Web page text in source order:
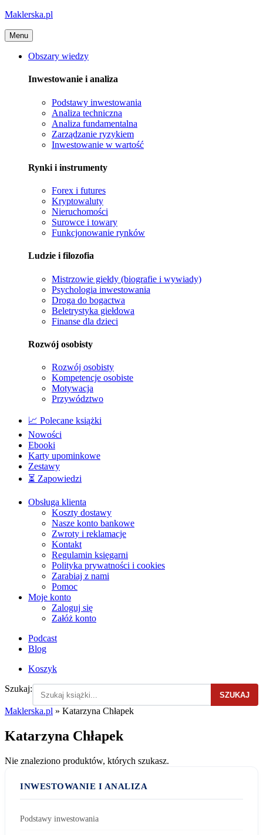
Maklerska.pl
Menu
Obszary wiedzy
Inwestowanie i analiza
Podstawy inwestowania
Analiza techniczna
Analiza fundamentalna
Zarządzanie ryzykiem
Inwestowanie w wartość
Rynki i instrumenty
Forex i futures
Kryptowaluty
Nieruchomości
Surowce i towary
Funkcjonowanie rynków
Ludzie i filozofia
Mistrzowie giełdy (biografie i wywiady)
Psychologia inwestowania
Droga do bogactwa
Beletrystyka giełdowa
Finanse dla dzieci
Rozwój osobisty
Rozwój osobisty
Kompetencje osobiste
Motywacja
Przywództwo
📈 Polecane książki
Nowości
Ebooki
Karty upominkowe
Zestawy
⏳ Zapowiedzi
Obsługa klienta
Koszty dostawy
Nasze konto bankowe
Zwroty i reklamacje
Kontakt
Regulamin księgarni
Polityka prywatności i cookies
Zarabiaj z nami
Pomoc
Moje konto
Zaloguj się
Załóż konto
Podcast
Blog
Koszyk
Szukaj:
SZUKAJ
Maklerska.pl » Katarzyna Chłapek
Katarzyna Chłapek
Nie znaleziono produktów, których szukasz.
INWESTOWANIE I ANALIZA
Podstawy inwestowania